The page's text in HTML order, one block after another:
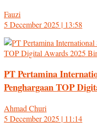
Fauzi
5 December 2025 | 13:58
PT Pertamina
Penghargaan TOP
Ahmad Churi
5 December 2025 | 11:14